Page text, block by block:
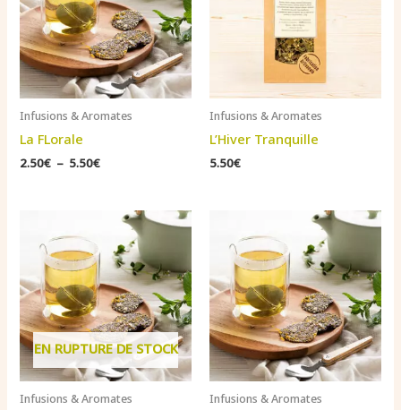
Infusions & Aromates
La FLorale
2.50€ – 5.50€Plage
5.50€
Infusions & Aromates
L’Hiver Tranquille
5.50€
EN RUPTURE DE STOCK
Infusions & Aromates Infusions & Aromates